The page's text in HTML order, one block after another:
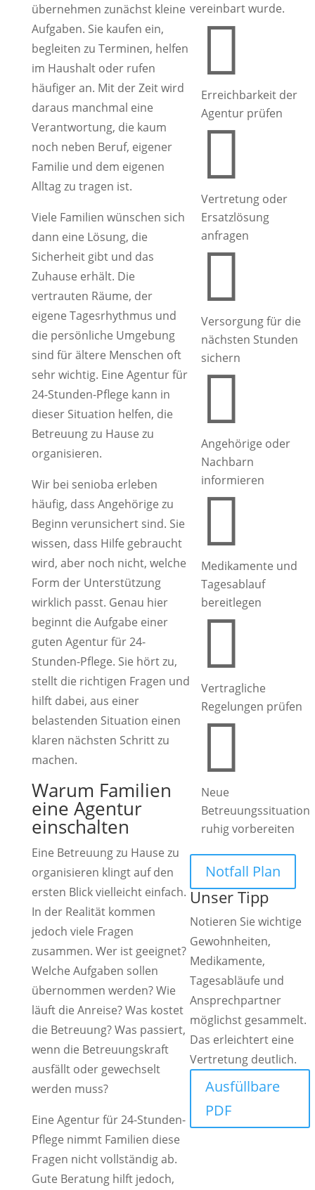
übernehmen zunächst kleine
Aufgaben. Sie kaufen ein,
begleiten zu Terminen, helfen
im Haushalt oder rufen
häufiger an. Mit der Zeit wird
daraus manchmal eine
Verantwortung, die kaum
noch neben Beruf, eigener
Familie und dem eigenen
Alltag zu tragen ist.
Viele Familien wünschen sich
dann eine Lösung, die
Sicherheit gibt und das
Zuhause erhält. Die
vertrauten Räume, der
eigene Tagesrhythmus und
die persönliche Umgebung
sind für ältere Menschen oft
sehr wichtig. Eine Agentur für
24-Stunden-Pflege kann in
dieser Situation helfen, die
Betreuung zu Hause zu
organisieren.
Wir bei senioba erleben
häufig, dass Angehörige zu
Beginn verunsichert sind. Sie
wissen, dass Hilfe gebraucht
wird, aber noch nicht, welche
Form der Unterstützung
wirklich passt. Genau hier
beginnt die Aufgabe einer
guten Agentur für 24-
Stunden-Pflege. Sie hört zu,
stellt die richtigen Fragen und
hilft dabei, aus einer
belastenden Situation einen
klaren nächsten Schritt zu
machen.
Warum Familien
eine Agentur
einschalten
Eine Betreuung zu Hause zu
organisieren klingt auf den
ersten Blick vielleicht einfach.
In der Realität kommen
jedoch viele Fragen
zusammen. Wer ist geeignet?
Welche Aufgaben sollen
übernommen werden? Wie
läuft die Anreise? Was kostet
die Betreuung? Was passiert,
wenn die Betreuungskraft
ausfällt oder gewechselt
werden muss?
Eine Agentur für 24-Stunden-
Pflege nimmt Familien diese
Fragen nicht vollständig ab.
Gute Beratung hilft jedoch,
vereinbart wurde.

Erreichbarkeit der
Agentur prüfen

Vertretung oder
Ersatzlösung
anfragen

Versorgung für die
nächsten Stunden
sichern

Angehörige oder
Nachbarn
informieren

Medikamente und
Tagesablauf
bereitlegen

Vertragliche
Regelungen prüfen

Neue
Betreuungssituation
ruhig vorbereiten
Notfall Plan
Unser Tipp
Notieren Sie wichtige
Gewohnheiten,
Medikamente,
Tagesabläufe und
Ansprechpartner
möglichst gesammelt.
Das erleichtert eine
Vertretung deutlich.
Ausfüllbare
PDF